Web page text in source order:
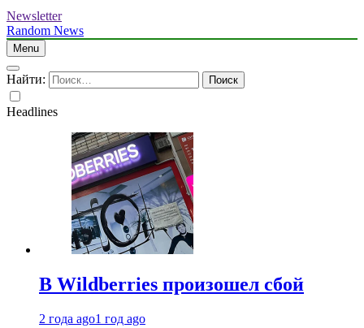
Newsletter
Random News
Menu
Найти:
Headlines
В Wildberries произошел сбой
2 года ago1 год ago